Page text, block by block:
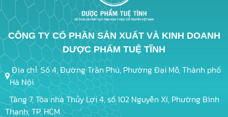
CÔNG TY CỔ PHẦN SẢN XUẤT VÀ KINH DOANH
DƯỢC PHẨM TUỆ TĨNH
Địa chỉ: Số 4, Đường Trần Phú, Phường Đại Mỗ, Thành phố
Hà Nội.
Tầng 7, Tòa nhà Thủy Lợi 4, số 102 Nguyễn Xí, Phường Bình
Thạnh, TP. HCM.